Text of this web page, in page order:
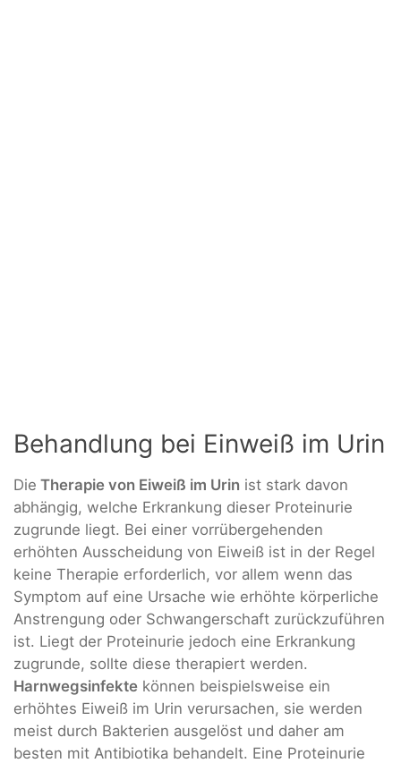
Behandlung bei Einweiß im Urin
Die Therapie von Eiweiß im Urin ist stark davon
abhängig, welche Erkrankung dieser Proteinurie
zugrunde liegt. Bei einer vorrübergehenden
erhöhten Ausscheidung von Eiweiß ist in der Regel
keine Therapie erforderlich, vor allem wenn das
Symptom auf eine Ursache wie erhöhte körperliche
Anstrengung oder Schwangerschaft zurückzuführen
ist. Liegt der Proteinurie jedoch eine Erkrankung
zugrunde, sollte diese therapiert werden.
Harnwegsinfekte können beispielsweise ein
erhöhtes Eiweiß im Urin verursachen, sie werden
meist durch Bakterien ausgelöst und daher am
besten mit Antibiotika behandelt. Eine Proteinurie